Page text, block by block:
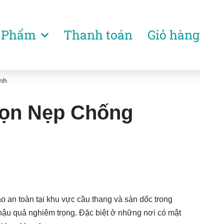
Thanh toán Giỏ hàng
Nẹp Chống
an toàn tại khu vực cầu thang và sàn dốc trong
quả nghiêm trọng. Đặc biệt ở những nơi có mật